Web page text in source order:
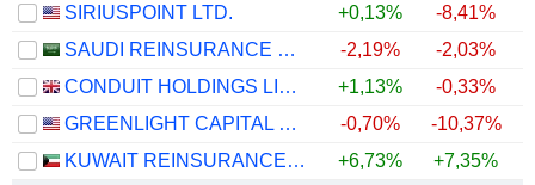
SIRIUSPOINT LTD.
+0,13% -8,41%
SAUDI REINSURANCE COMPANY
-2,19% -2,03%
CONDUIT HOLDINGS LIMITED
+1,13% -0,33%
GREENLIGHT CAPITAL RE, LTD.
-0,70% -10,37%
KUWAIT REINSURANCE COMPANY K.S.C.P.
+6,73% +7,35%